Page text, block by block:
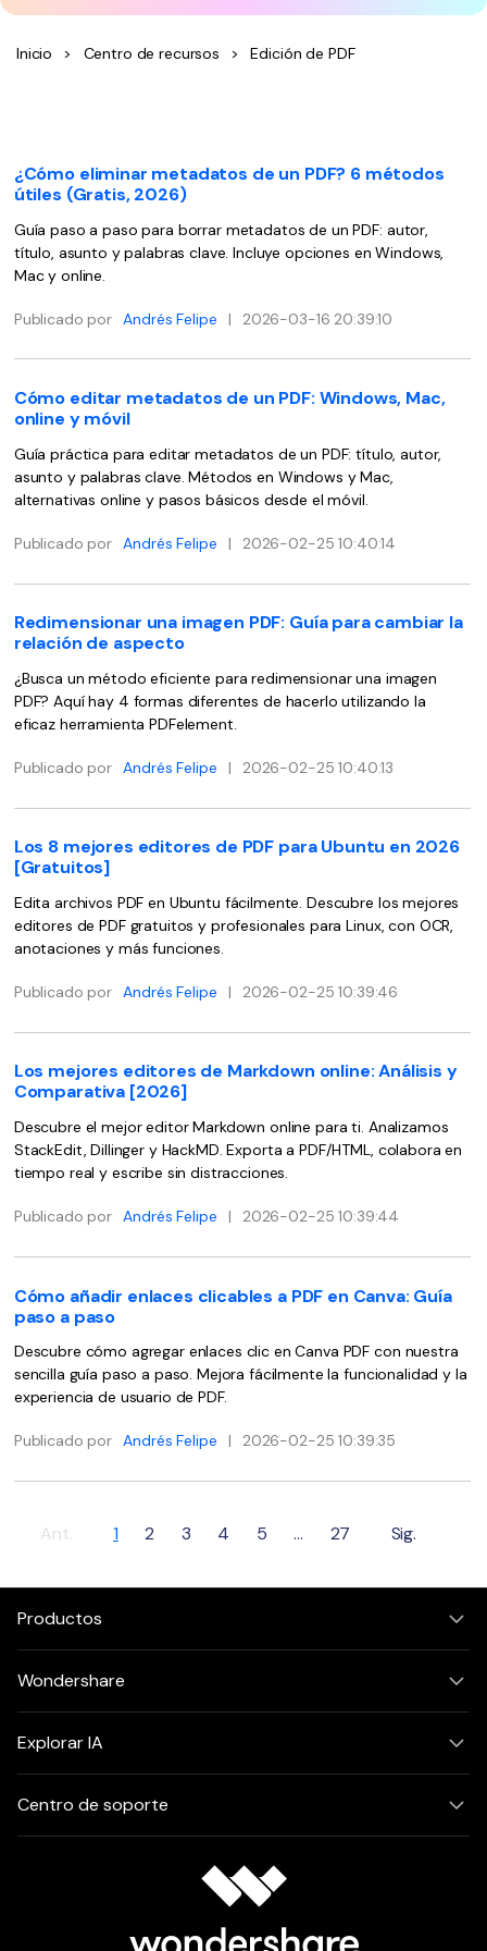
PDFelement Pro DC
Comprimir PDF
Combinar PDF
Convertir Word a PDF
Lector de IA
Más herrmientas online
Convertir PDF
Organizar PDF
Recortar PDF
Profesionales
Formulario de PDF
Firmar PDF
eSign PDF
PDF por lotes
Censurar PDFNuevo
PDF OCR
Extraer datos de PDF
Proteger PDF
Soluciones completas
Educación
Servicio de TI
Legal
Sanidad
Finanzas
Freelancer
Explorar todas las características
Chat IA con documentos
Edición de PDF
Organización de PDF
Softwares de PDF
Trucos para Mac
Ver más
¿Por qué PDFelement?
Reseñas
Historias de clientes
Usar mejor PDFelement
¿Qué hay de nuevo?
Especificaciones técnicas
Guía del usuario
PDFelement para Windows
Videos tutoriales
PDFelement para iOS
PDFelement para Android
Centro de conocimiento
Explorar más
Plantillas de PDF gratuitas
Edita y personaliza plantillas gratuitas.
Descarga las herramientas de PDF.
Actualización
Actualizar a PDFelement V12.
Inicio > Centro de recursos > Edición de PDF
¿Cómo eliminar metadatos de un PDF? 6 métodos
útiles (Gratis, 2026)
Guía paso a paso para borrar metadatos de un PDF: autor,
título, asunto y palabras clave. Incluye opciones en Windows,
Mac y online.
Publicado por Andrés Felipe | 2026-03-16 20:39:10
Cómo editar metadatos de un PDF: Windows, Mac,
online y móvil
Guía práctica para editar metadatos de un PDF: título, autor,
asunto y palabras clave. Métodos en Windows y Mac,
alternativas online y pasos básicos desde el móvil.
Publicado por Andrés Felipe | 2026-02-25 10:40:14
Redimensionar una imagen PDF: Guía para cambiar la
relación de aspecto
¿Busca un método eficiente para redimensionar una imagen
PDF? Aquí hay 4 formas diferentes de hacerlo utilizando la
eficaz herramienta PDFelement.
Publicado por Andrés Felipe | 2026-02-25 10:40:13
Los 8 mejores editores de PDF para Ubuntu en 2026
[Gratuitos]
Edita archivos PDF en Ubuntu fácilmente. Descubre los mejores
editores de PDF gratuitos y profesionales para Linux, con OCR,
anotaciones y más funciones.
Publicado por Andrés Felipe | 2026-02-25 10:39:46
Los mejores editores de Markdown online: Análisis y
Comparativa [2026]
Descubre el mejor editor Markdown online para ti. Analizamos
StackEdit, Dillinger y HackMD. Exporta a PDF/HTML, colabora en
tiempo real y escribe sin distracciones.
Publicado por Andrés Felipe | 2026-02-25 10:39:44
Cómo añadir enlaces clicables a PDF en Canva: Guía
paso a paso
Descubre cómo agregar enlaces clic en Canva PDF con nuestra
sencilla guía paso a paso. Mejora fácilmente la funcionalidad y la
experiencia de usuario de PDF.
Publicado por Andrés Felipe | 2026-02-25 10:39:35
Ant. 1 2 3 4 5 ... 27 Sig.
Productos
Wondershare
Explorar IA
Centro de soporte